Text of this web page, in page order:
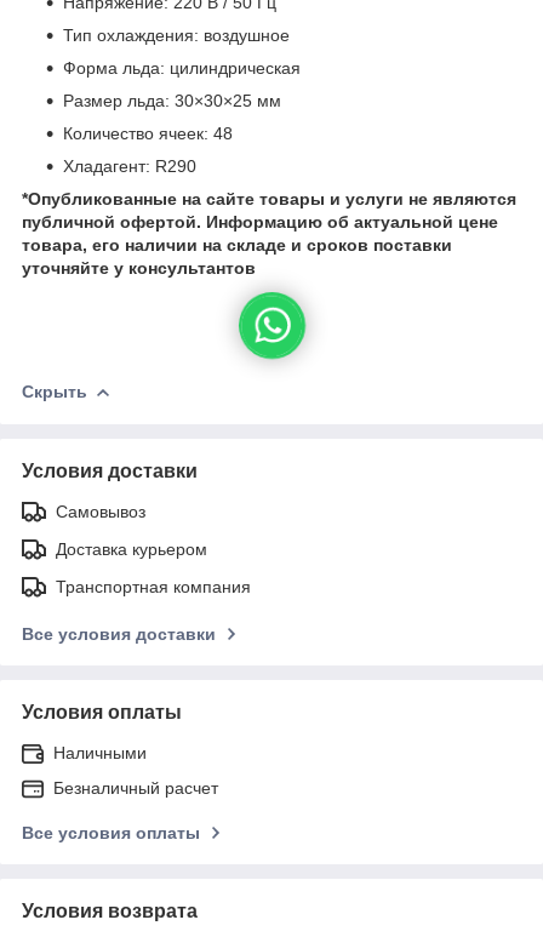
Тип охлаждения: воздушное
Форма льда: цилиндрическая
Размер льда: 30×30×25 мм
Количество ячеек: 48
Хладагент: R290
*Опубликованные на сайте товары и услуги не являются
публичной офертой. Информацию об актуальной цене
товара, его наличии на складе и сроков поставки
уточняйте у консультантов
Скрыть
Условия доставки
Самовывоз
Доставка курьером
Транспортная компания
Все условия доставки
Условия оплаты
Наличными
Безналичный расчет
Все условия оплаты
Условия возврата